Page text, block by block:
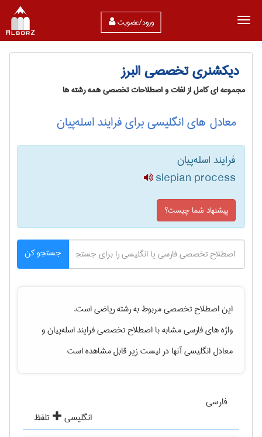
ورود/عضویت
دیکشنری تخصصی البرز
مجموعه ای کامل از لغات و اصطلاحات تخصصی همه رشته ها
معادل های انگلیسی برای فرایند اسله‌پیان
فرایند اسله‌پیان
slepian process
پیشنهاد شما چیست؟
جستجو کن
این اصطلاح تخصصی مربوط به رشتهرياضیاست.
واژه های فارسی مشابه با اصطلاح تخصصیفرایند اسله‌پیانو
معادل انگلیسی آنها در لیست زیر قابل مشاهده است
فارسی
انگلیسی
تلفظ